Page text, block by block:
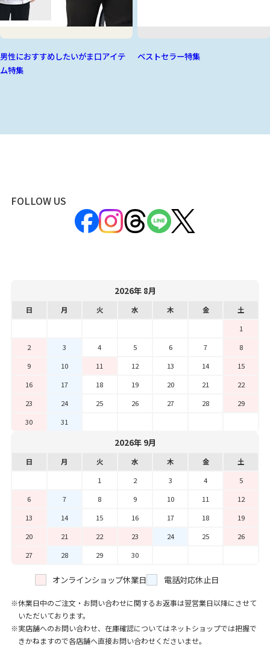
男性におすすめしたいがま口アイテ
ム特集
ベストセラー特集
FOLLOW US
2026年 8月
日 月 火 水 木 金
土
1
2
3 4 5 6 7
8
9
10 11 12 13 14
15
16
17 18 19 20 21
22
23
24 25 26 27 28
29
30
31
2026年 9月
日 月 火 水 木 金
土
1
2 3 4
5
6
7 8 9 10 11
12
13
14 15 16 17 18
19
20
21 22 23 24 25
26
27
28 29 30
オンラインショップ休業日 電話対応休止日
休業日中のご注文・お問い合わせに関するお返事は翌営業日以降にさせて
いただいております。
実店舗へのお問い合わせ、在庫確認についてはネットショップでは把握で
きかねますので各店舗へ直接お問い合わせくださいませ。